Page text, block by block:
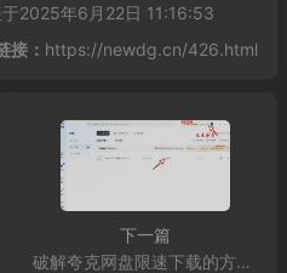
于2025年6月22日 11:16:53
接： https://newdg.cn/426.html
下一篇
破解夸克网盘限速下载的方法 PC端